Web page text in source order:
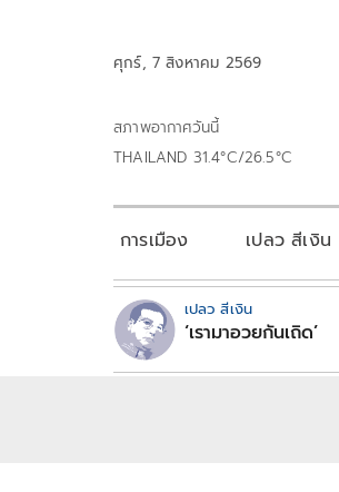
ศุกร์, 7 สิงหาคม 2569
สภาพอากาศวันนี้
THAILAND 31.4°C/26.5°C
การเมือง เปลว สีเงิน
เปลว สีเงิน
‘เรามาอวยกันเถิด’